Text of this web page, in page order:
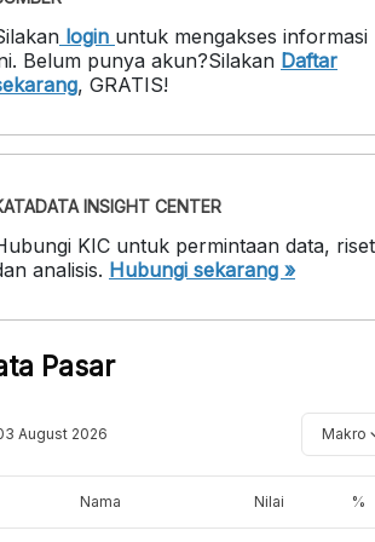
login untuk mengakses informasi
. Belum punya akun?Silakan Daftar
, GRATIS!
INSIGHT CENTER
KIC untuk permintaan data,
analisis. Hubungi sekarang »
Pasar
August 2026 Makro
Nama Nilai %